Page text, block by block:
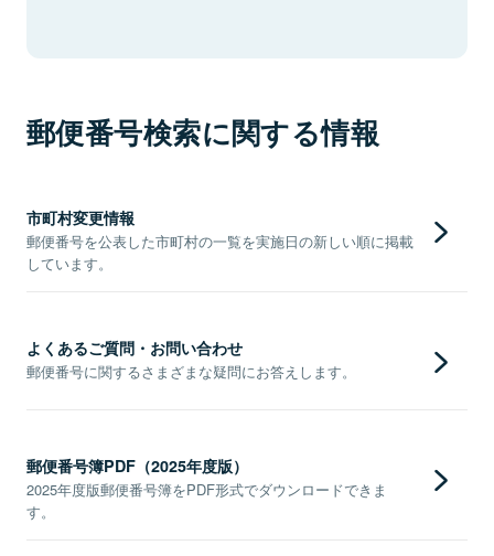
郵便番号検索に関する情報
市町村変更情報
郵便番号を公表した市町村の一覧を実施日の新しい順に掲載
しています。
よくあるご質問・お問い合わせ
郵便番号に関するさまざまな疑問にお答えします。
郵便番号簿PDF（2025年度版）
2025年度版郵便番号簿をPDF形式でダウンロードできま
す。